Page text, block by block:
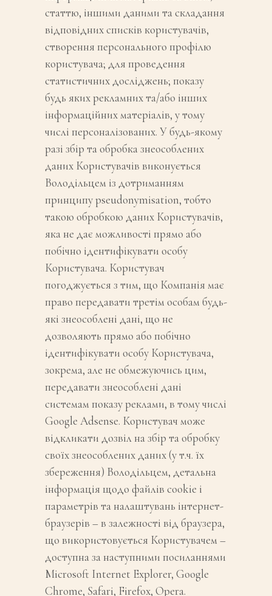
статтю, іншими даними та складання
відповідних списків користувачів,
створення персонального профілю
користувача; для проведення
статистичних досліджень; показу
будь яких рекламних та/або інших
інформаційних матеріалів, у тому
числі персоналізованих. У будь-якому
разі збір та обробка знеособлених
даних Користувачів виконується
Володільцем із дотриманням
принципу pseudonymisation, тобто
такою обробкою даних Користувачів,
яка не дає можливості прямо або
побічно ідентифікувати особу
Користувача. Користувач
погоджується з тим, що Компанія має
право передавати третім особам будь-
які знеособлені дані, що не
дозволяють прямо або побічно
ідентифікувати особу Користувача,
зокрема, але не обмежуючись цим,
передавати знеособлені дані
системам показу реклами, в тому числі
Google Adsense. Користувач може
відкликати дозвіл на збір та обробку
своїх знеособлених даних (у т.ч. їх
збереження) Володільцем, детальна
інформація щодо файлів cookie і
параметрів та налаштувань інтернет-
браузерів – в залежності від браузера,
що використовується Користувачем –
доступна за наступними посиланнями
Microsoft Internet Explorer, Google
Chrome, Safari, Firefox, Opera.